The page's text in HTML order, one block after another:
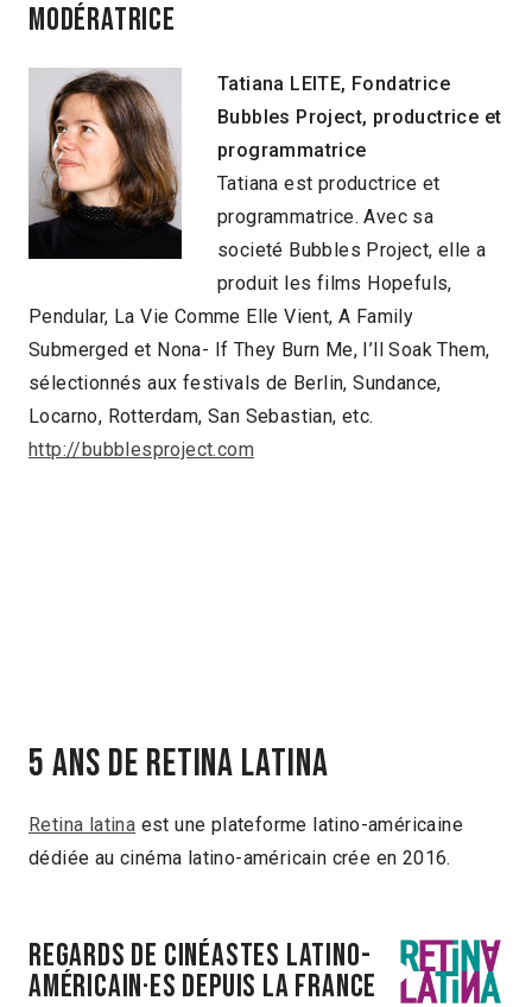
Modératrice
Tatiana LEITE, Fondatrice
Bubbles Project, productrice et
programmatrice
Tatiana est productrice et
programmatrice. Avec sa
societé Bubbles Project, elle a
produit les films Hopefuls,
Pendular, La Vie Comme Elle Vient, A Family
Submerged et Nona- If They Burn Me, I’ll Soak Them,
sélectionnés aux festivals de Berlin, Sundance,
Locarno, Rotterdam, San Sebastian, etc.
http://bubblesproject.com
5 ANS DE RETINA LATINA
Retina latina est une plateforme latino-américaine
dédiée au cinéma latino-américain crée en 2016.
Regards de cinéastes latino-
américain·es depuis la France